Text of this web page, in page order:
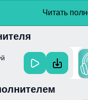
Читать